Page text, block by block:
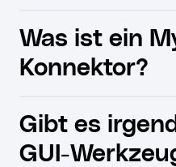
Was ist ein
Konnektor?
Gibt es
GUI-